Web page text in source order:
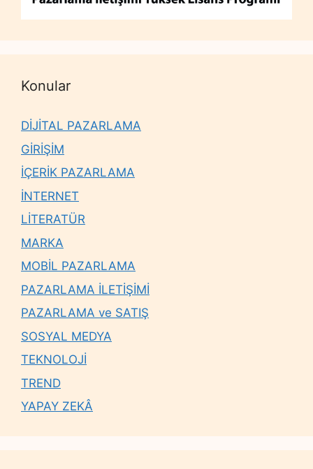
Konular
DİJİTAL PAZARLAMA
GİRİŞİM
İÇERİK PAZARLAMA
İNTERNET
LİTERATÜR
MARKA
MOBİL PAZARLAMA
PAZARLAMA İLETİŞİMİ
PAZARLAMA ve SATIŞ
SOSYAL MEDYA
TEKNOLOJİ
TREND
YAPAY ZEKÂ